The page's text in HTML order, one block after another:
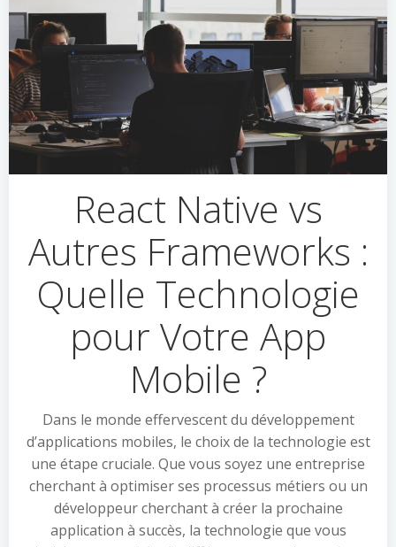
React Native vs
Autres Frameworks :
Quelle Technologie
pour Votre App
Mobile ?
Dans le monde effervescent du développement
d’applications mobiles, le choix de la technologie est
une étape cruciale. Que vous soyez une entreprise
cherchant à optimiser ses processus métiers ou un
développeur cherchant à créer la prochaine
application à succès, la technologie que vous